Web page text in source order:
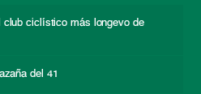
club ciclístico más longevo de
del 41